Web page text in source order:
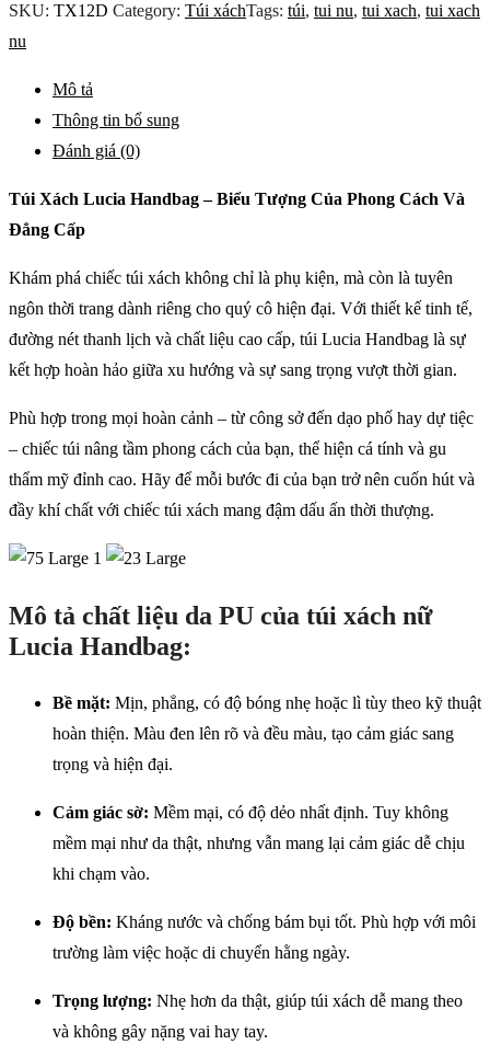
nữ
Lucia
SKU: TX12D Category: Túi xáchTags: túi, tui nu, tui xach, tui xach
nu
Mô tả
Thông tin bổ sung
Đánh giá (0)
Túi Xách Lucia Handbag – Biểu Tượng Của Phong Cách Và
Đẳng Cấp
Khám phá chiếc túi xách không chỉ là phụ kiện, mà còn là tuyên
ngôn thời trang dành riêng cho quý cô hiện đại. Với thiết kế tinh tế,
đường nét thanh lịch và chất liệu cao cấp, túi Lucia Handbag là sự
kết hợp hoàn hảo giữa xu hướng và sự sang trọng vượt thời gian.
Phù hợp trong mọi hoàn cảnh – từ công sở đến dạo phố hay dự tiệc
– chiếc túi nâng tầm phong cách của bạn, thể hiện cá tính và gu
thẩm mỹ đỉnh cao. Hãy để mỗi bước đi của bạn trở nên cuốn hút và
đầy khí chất với chiếc túi xách mang đậm dấu ấn thời thượng.
Mô tả chất liệu da PU của túi xách nữ
Lucia Handbag:
Bề mặt: Mịn, phẳng, có độ bóng nhẹ hoặc lì tùy theo kỹ thuật
hoàn thiện. Màu đen lên rõ và đều màu, tạo cảm giác sang
trọng và hiện đại.
Cảm giác sờ: Mềm mại, có độ dẻo nhất định. Tuy không
mềm mại như da thật, nhưng vẫn mang lại cảm giác dễ chịu
khi chạm vào.
Độ bền: Kháng nước và chống bám bụi tốt. Phù hợp với môi
trường làm việc hoặc di chuyển hằng ngày.
Trọng lượng: Nhẹ hơn da thật, giúp túi xách dễ mang theo
và không gây nặng vai hay tay.